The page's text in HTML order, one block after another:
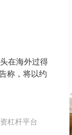
在海外过得
称，将以约
杠杆平台